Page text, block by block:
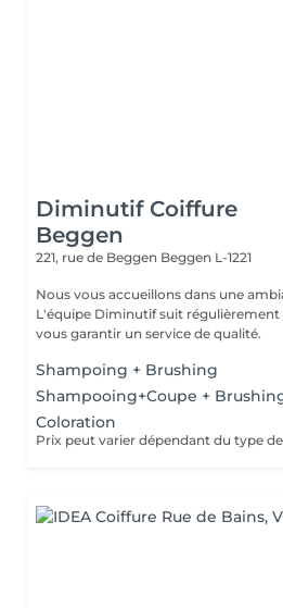
Diminutif Coiffure
Beggen
221, rue de Beggen Beggen L-1221
Nous vous accueillons dans une
L'équipe Diminutif suit
vous garantir un service de qualité.
Shampoing + Brushing
Shampooing+Coupe +
Coloration